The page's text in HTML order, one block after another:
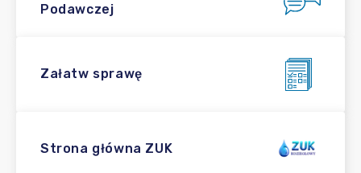
Podawczej
Załatw sprawę
Strona główna ZUK